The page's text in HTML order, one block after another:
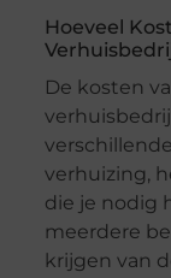
Hoeveel
De kosten
verhuizing,
die je nodig
meerdere
krijgen van